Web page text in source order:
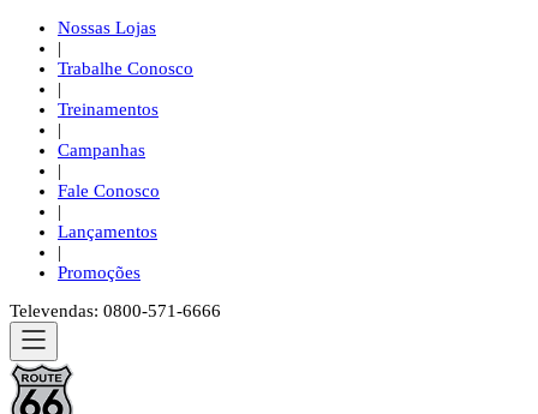
Nossas Lojas
|
Trabalhe Conosco
|
Treinamentos
|
Campanhas
|
Fale Conosco
|
Lançamentos
|
Promoções
Televendas: 0800-571-6666